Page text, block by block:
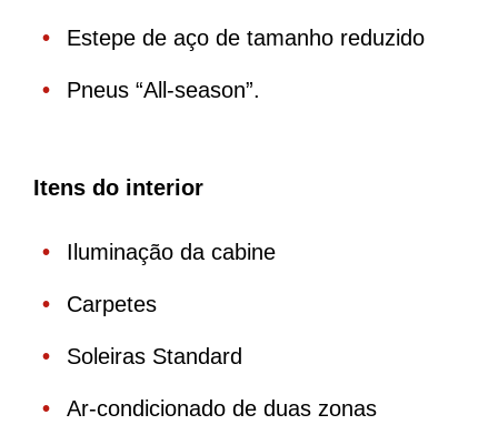
Estepe de aço de tamanho reduzido
Pneus “All-season”.
Itens do interior
Iluminação da cabine
Carpetes
Soleiras Standard
Ar-condicionado de duas zonas